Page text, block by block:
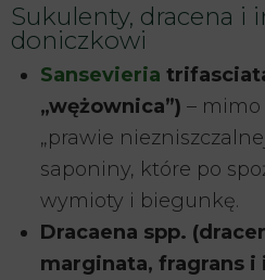
Sukulenty, dracena i
doniczkowi
Sansevieria
„wężownica”) –
„prawie
saponiny, które po
wymioty i biegunkę.
Dracaena spp.
marginata, fragrans i